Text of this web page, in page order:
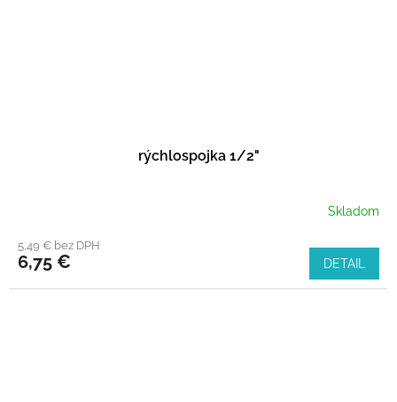
rýchlospojka 1/2"
Skladom
5,49 € bez DPH
6,75 € DETAIL